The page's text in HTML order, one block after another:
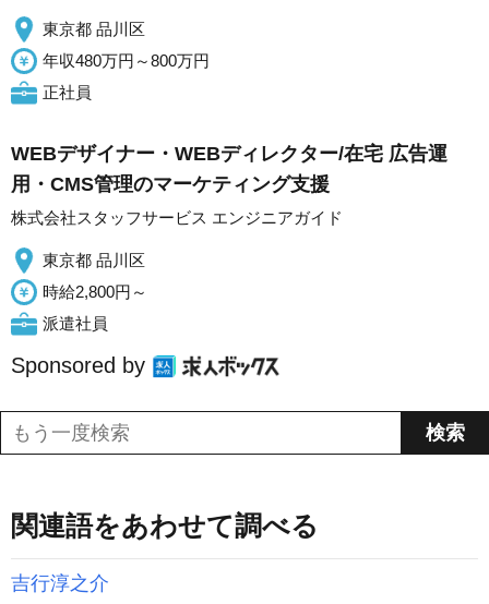
東京都 品川区
年収480万円～800万円
正社員
WEBデザイナー・WEBディレクター/在宅 広告運
用・CMS管理のマーケティング支援
株式会社スタッフサービス エンジニアガイド
東京都 品川区
時給2,800円～
派遣社員
Sponsored by
関連語をあわせて調べる
吉行淳之介